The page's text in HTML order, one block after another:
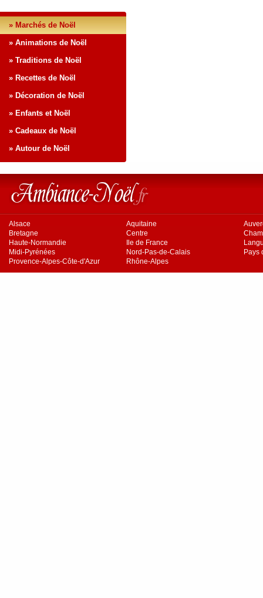
» Marchés de Noël
» Animations de Noël
» Traditions de Noël
» Recettes de Noël
» Décoration de Noël
» Enfants et Noël
» Cadeaux de Noël
» Autour de Noël
Alsace Aquitaine
Bretagne
Centre
Haute-Normandie
Ile de France
Midi-Pyrénées
Nord-Pas-de-Calais
Pays
Provence-Alpes-Côte-d'Azur
Rhône-Alpes